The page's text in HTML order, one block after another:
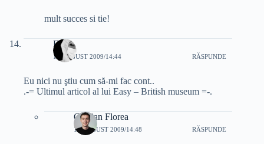
mult succes si tie!
Easy
11 AUGUST 2009/14:44 RĂSPUNDE
Eu nici nu ştiu cum să-mi fac cont..
.-= Ultimul articol al lui Easy – British museum =-.
Cristian Florea
11 AUGUST 2009/14:48 RĂSPUNDE